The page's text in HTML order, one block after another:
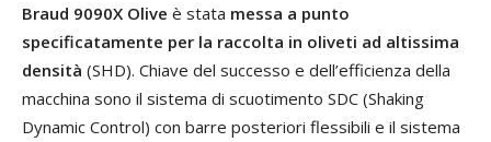
Braud 9090X Olive è stata messa a punto
specificatamente per la raccolta in oliveti ad altissima
densità (SHD). Chiave del successo e dell’efficienza della
macchina sono il sistema di scuotimento SDC (Shaking
Dynamic Control) con barre posteriori flessibili e il sistema